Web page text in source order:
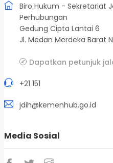
Biro Hukum - Sekretariat
Perhubungan
Gedung Cipta Lantai 6
Jl. Medan Merdeka Barat
Dapatkan petunjuk
+21 151
jdih@kemenhub.go.id
Media Sosial